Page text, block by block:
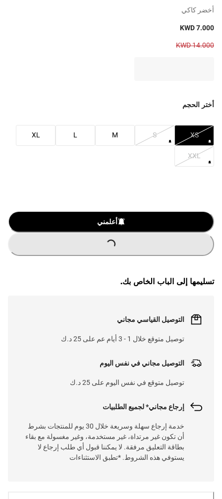
أخضر كاكي
KWD 7.000
KWD 14.000
أختر الحجم
XS
S
M
L
XL
XXL
أعلمني
...
تسليمها إلى الباب الخاص بك.
التوصيل القياسي مجاني
توصيل متوقع خلال 1 - 3 أيام عم على 25 د.ك
التوصيل مجاني في نفس اليوم
توصيل متوقع في نفس اليوم على 25 د.ك
إرجاع مجاني* لجميع الطلبيات
خدمة إرجاع سهلة وسريعة خلال 30 يوم للمنتجات بشرط
أن تكون غير مرتداة، غير مستخدمة، وغير مغسولة مع بقاء
بطاقة التعليق مرفقة. لا يمكننا قبول أي طلب إرجاع لا
يستوفي هذه الشروط. *تطبق الاستثناءات